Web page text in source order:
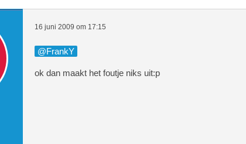
16 juni 2009 om 17:15
FrankY
ok dan maakt het foutje niks uit:p